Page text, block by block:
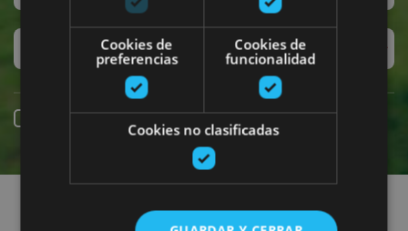
Experiencias exclusivas
Reserva online
Encuentra planes
Cookies de
preferencias
Cookies de
funcionalidad
Cookies no clasificadas